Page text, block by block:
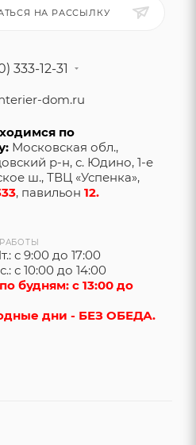
НА РАССЫЛКУ
333-12-31
dom.ru
по
Московская обл.,
р-н, с. Юдино, 1-е
ш., ТВЦ «Успенка»,
, павильон 12.
с 9:00 до 17:00
с 10:00 до 14:00
будням: с 13:00 до
дни - БЕЗ ОБЕДА.